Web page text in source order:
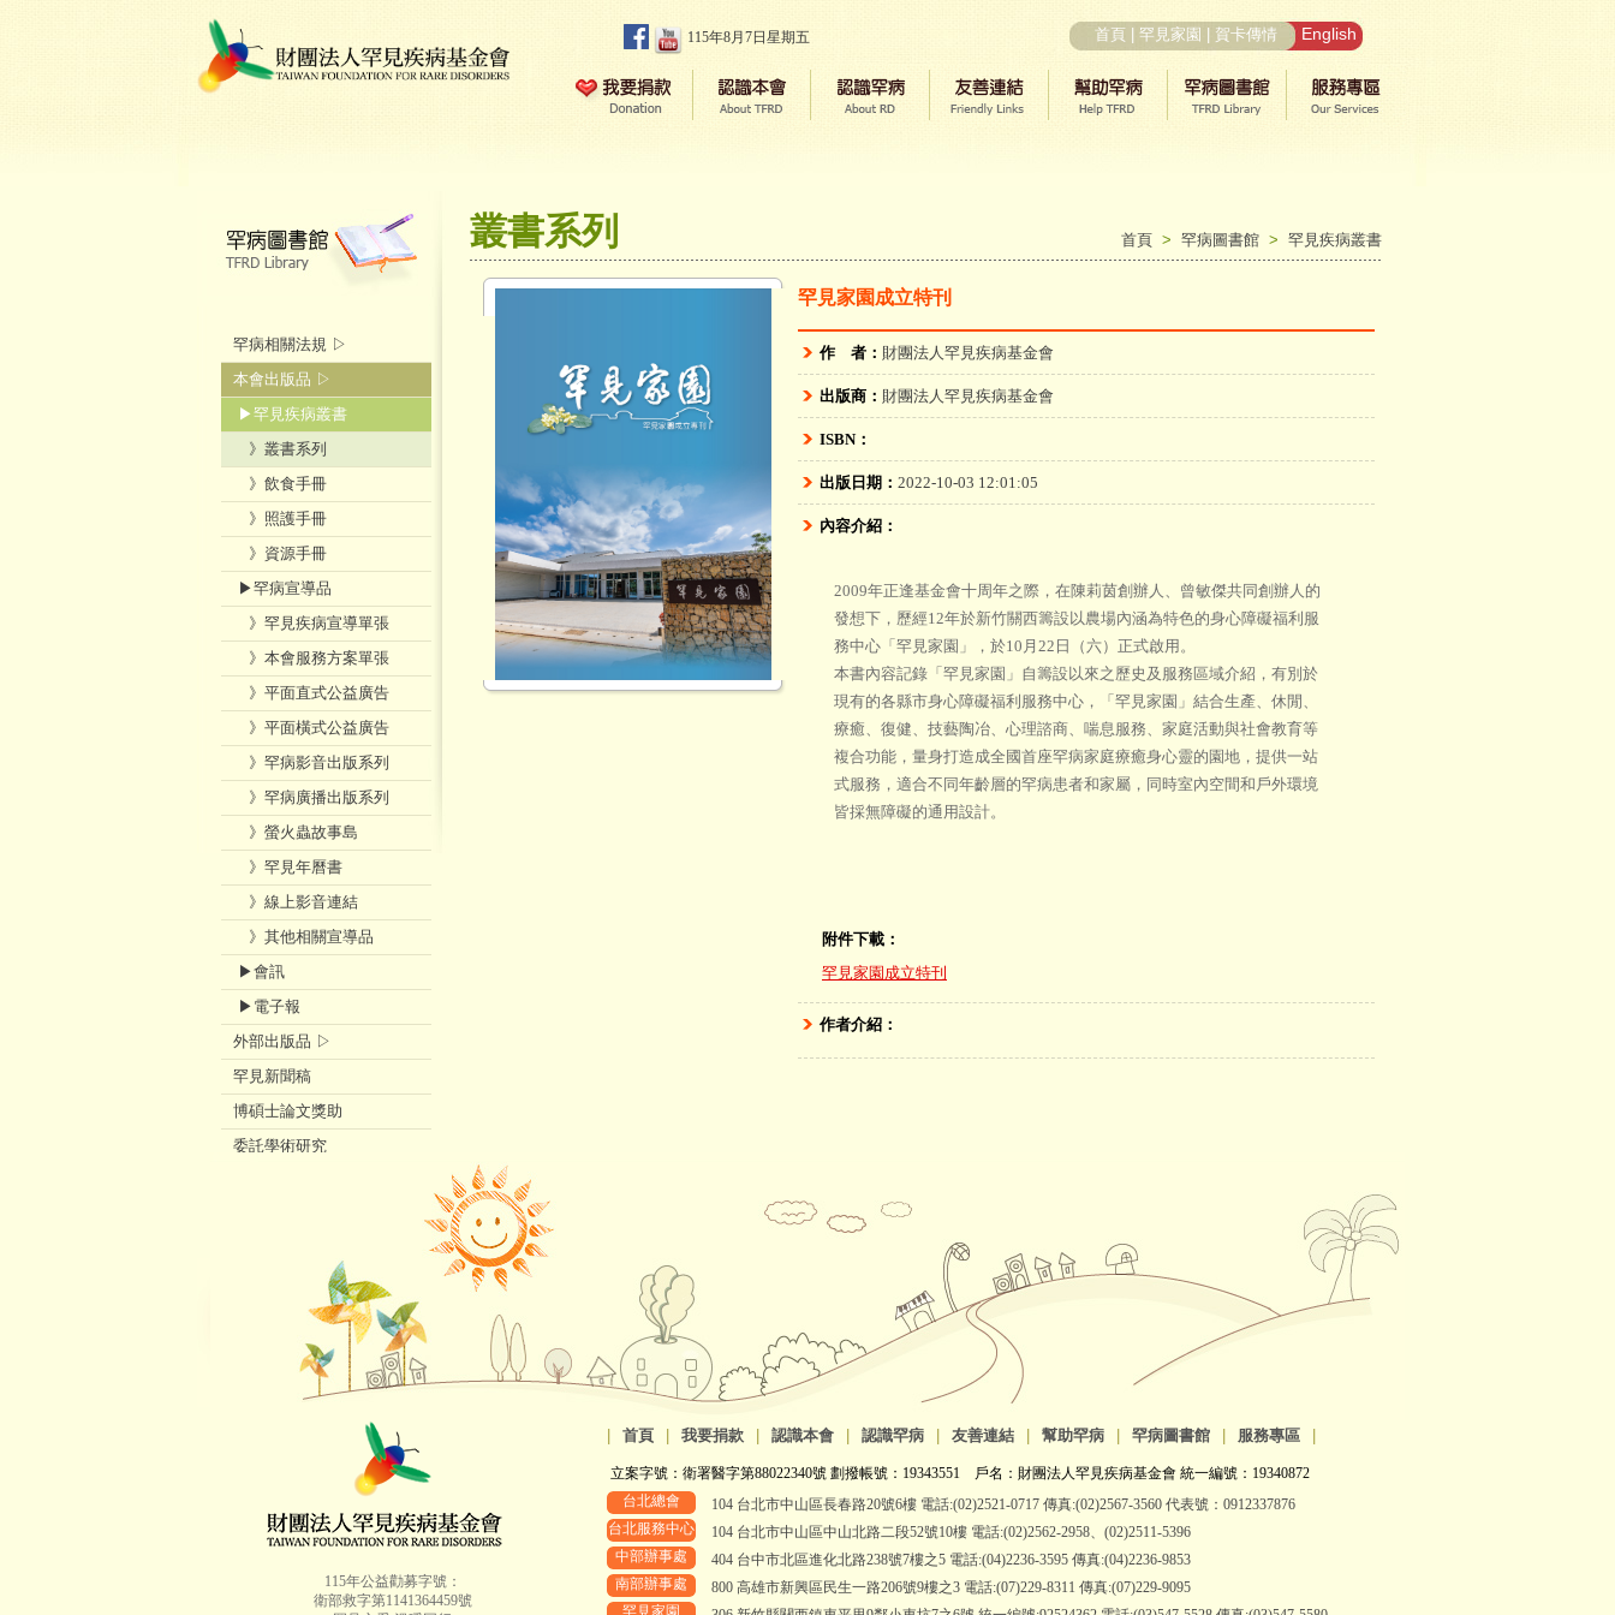
115年8月7日星期五 首頁 罕見家園 賀卡傳情 English
叢書系列 首頁 > 罕病圖書館 > 罕見疾病叢書
罕見家園成立特刊
作 者： 財團法人罕見疾病基金會
出版商： 財團法人罕見疾病基金會
ISBN：
出版日期： 2022-10-03 12:01:05
內容介紹：
2009年正逢基金會十周年之際，在陳莉茵創辦人、曾敏傑共同創辦人的
發想下，歷經12年於新竹關西籌設以農場內涵為特色的身心障礙福利服
務中心「罕見家園」，於10月22日（六）正式啟用。
本書內容記錄「罕見家園」自籌設以來之歷史及服務區域介紹，有別於
現有的各縣市身心障礙福利服務中心，「罕見家園」結合生產、休閒、
療癒、復健、技藝陶冶、心理諮商、喘息服務、家庭活動與社會教育等
複合功能，量身打造成全國首座罕病家庭療癒身心靈的園地，提供一站
式服務，適合不同年齡層的罕病患者和家屬，同時室內空間和戶外環境
皆採無障礙的通用設計。
附件下載：
罕見家園成立特刊
作者介紹：
罕病相關法規 ▷
本會出版品 ▷
▶罕見疾病叢書
》叢書系列
》飲食手冊
》照護手冊
》資源手冊
▶罕病宣導品
》罕見疾病宣導單張
》本會服務方案單張
》平面直式公益廣告
》平面橫式公益廣告
》罕病影音出版系列
》罕病廣播出版系列
》螢火蟲故事島
》罕見年曆書
》線上影音連結
》其他相關宣導品
▶會訊
▶電子報
外部出版品 ▷
罕見新聞稿
博碩士論文獎助
委託學術研究
115年公益勸募字號：
衛部救字第1141364459號
首頁 我要捐款 認識本會 認識罕病 友善連結 幫助罕病 罕病圖書館 服務專區
立案字號：衛署醫字第88022340號 劃撥帳號：19343551 戶名：財團法人罕見疾病基金會 統一編號：19340872
台北總會
104 台北市中山區長春路20號6樓 電話:(02)2521-0717 傳真:(02)2567-3560 代表號：0912337876
台北服務中心
104 台北市中山區中山北路二段52號10樓 電話:(02)2562-2958、(02)2511-5396
中部辦事處
404 台中市北區進化北路238號7樓之5 電話:(04)2236-3595 傳真:(04)2236-9853
南部辦事處
800 高雄市新興區民生一路206號9樓之3 電話:(07)229-8311 傳真:(07)229-9095
罕見家園